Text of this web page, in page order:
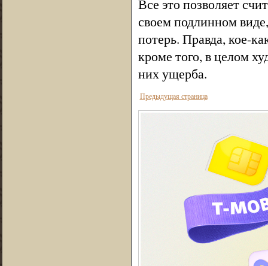
Все это позволяет
своем подлинном
потерь. Правда, кое-
кроме того, в целом
них ущерба.
Предыдущая страница